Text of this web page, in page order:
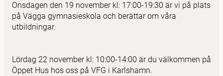
Onsdagen den 19 november kl: 17:00-19:30 är vi på plats
på Vägga gymnasieskola och berättar om våra
utbildningar.
Lördag 22 november kl: 10:00-14:00 är du välkommen på
Öppet Hus hos oss på VFG i Karlshamn.